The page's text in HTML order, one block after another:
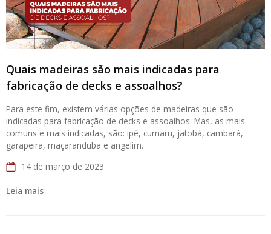
Quais madeiras são mais indicadas para
fabricação de decks e assoalhos?
Para este fim, existem várias opções de madeiras que são
indicadas para fabricação de decks e assoalhos. Mas, as mais
comuns e mais indicadas, são: ipê, cumaru, jatobá, cambará,
garapeira, maçaranduba e angelim.
14 de março de 2023
Leia mais